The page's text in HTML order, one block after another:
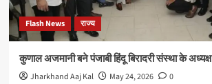
Flash News राज्य
कुणाल अजमानी बने पंजाबी हिंदू बिरादरी संस्था के अध्यक्ष
Jharkhand Aaj Kal May 24, 2026 0